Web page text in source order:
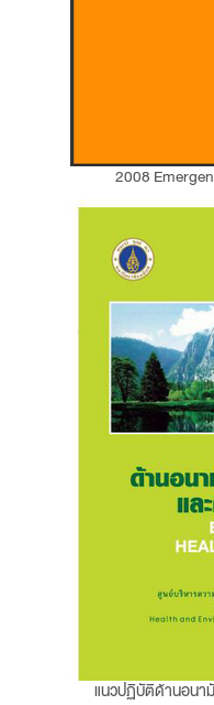
2008
แนวปฏิบัติด้านอนา